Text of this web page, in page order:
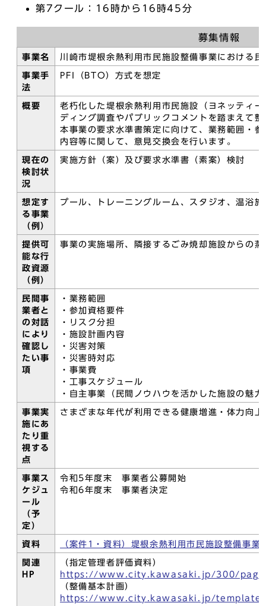
第7クール：16時から16時45分
募集情報
事業名 川崎市堤根余熱利用市民施設整備事業における
事業手
法
PFI（BTO）方式を想定
概要
老朽化した堤根余熱利用市民施設（ヨネッティ
ディング調査やパブリックコメントを踏まえて
本事業の要求水準書策定に向けて、業務範囲・
内容等に関して、意見交換会を行います。
現在の
検討状
況
実施方針（案）及び要求水準書（素案）検討
想定す
る事業
（例）
プール、トレーニングルーム、スタジオ、温浴
提供可
能な行
政資源
（例）
事業の実施場所、隣接するごみ焼却施設からの
民間事
業者と
の対話
により
確認し
たい事
項
・業務範囲
・参加資格要件
・リスク分担
・施設計画内容
・災害対策
・災害時対応
・事業費
・工事スケジュール
・自主事業（民間ノウハウを活かした施設の魅
事業実
施にあ
たり重
視する
点
さまざまな年代が利用できる健康増進・体力向
事業ス
ケジュ
ール
（予
定）
令和5年度末 事業者公募開始
令和6年度末 事業者決定
資料 （案件1・資料）堤根余熱利用市民施設整備事
関連
HP
（指定管理者評価資料）
https://www.city.kawasaki.jp/300/
（整備基本計画）
https://www.city.kawasaki.jp/